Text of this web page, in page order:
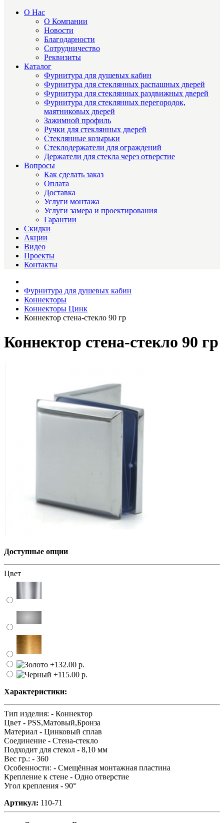
О Нас
О Компании
Новости
Благодарности
Сотрудничество
Реквизиты
Каталог
Фурнитура для душевых кабин
Фурнитура для стеклянных распашных дверей
Фурнитура для стеклянных раздвижных дверей
Фурнитура для стеклянных перегородок,
маятниковых дверей
Зажимной профиль
Ручки для стеклянных дверей
Стеклянные козырьки
Стеклодержатели для ограждений
Держатели для стекла через отверстие
Вопросы
Как сделать заказ
Оплата
Доставка
Услуги монтажа
Услуги замера и проектирования
Гарантии
Скидки
Акции
Видео
Проекты
Контакты
Фурнитура для душевых кабин
Коннекторы
Коннекторы Цинк
Коннектор стена-стекло 90 гр
Коннектор стена-стекло 90 гр
Доступные опции
Цвет
Характеристики:
Тип изделия: - Коннектор
Цвет - PSS,Матовый,Бронза
Материал - Цинковый сплав
Соединение - Стена-стекло
Подходит для стекол - 8,10 мм
Вес гр.: - 360
Особенности: - Смещённая монтажная пластина
Крепление к стене - Одно отверстие
Угол крепления - 90°
Артикул: 110-71